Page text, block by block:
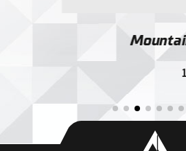
Mountain Lion
15.90